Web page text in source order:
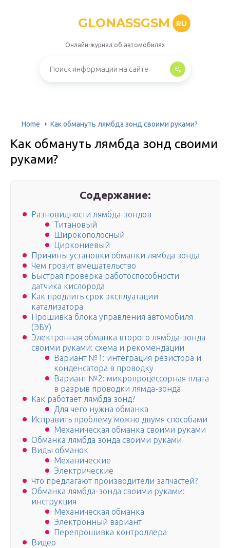
GLONASSGSM RU
Онлайн-журнал об автомобилях
Home Как обмануть лямбда зонд своими руками?
Как обмануть лямбда зонд своими
руками?
Содержание:
Разновидности лямбда-зондов
Титановый
Широкополосный
Циркониевый
Причины установки обманки лямбда зонда
Чем грозит вмешательство
Быстрая проверка работоспособности
датчика кислорода
Как продлить срок эксплуатации
катализатора
Прошивка блока управления автомобиля
(ЭБУ)
Электронная обманка второго лямбда-зонда
своими руками: схема и рекомендации
Вариант №1: интеграция резистора и
конденсатора в проводку
Вариант №2: микропроцессорная плата
в разрыв проводки лямда-зонда
Как работает лямбда зонд?
Для чего нужна обманка
Исправить проблему можно двумя способами
Механическая обманка своими руками
Обманка лямбда зонда своими руками
Виды обманок
Механические
Электрические
Что предлагают производители запчастей?
Обманка лямбда-зонда своими руками:
инструкция
Механическая обманка
Электронный вариант
Перепрошивка контроллера
Видео